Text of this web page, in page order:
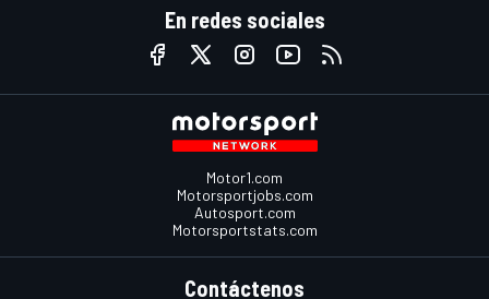
En redes sociales
Motor1.com
Motorsportjobs.com
Autosport.com
Motorsportstats.com
Contáctenos